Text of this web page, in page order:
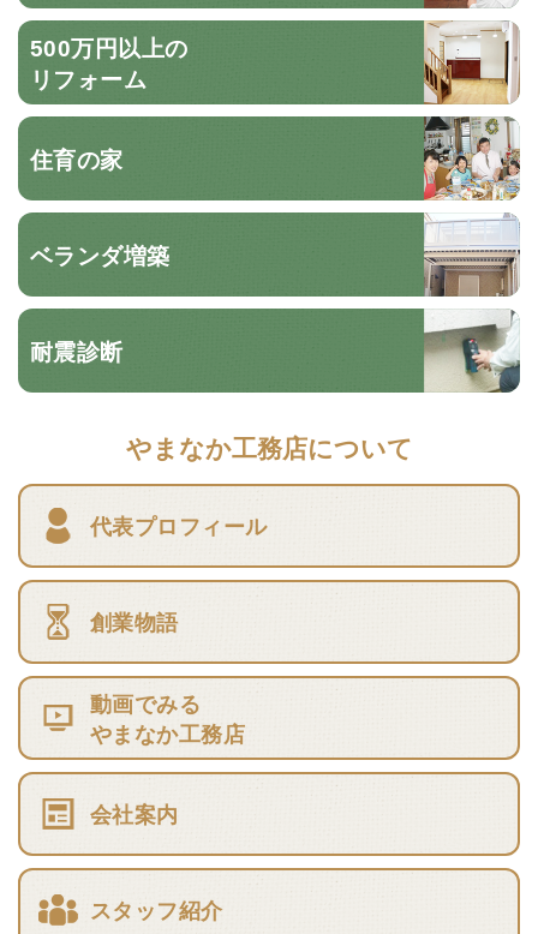
500万円以上の
リフォーム
住育の家
ベランダ増築
耐震診断
やまなか工務店について
代表プロフィール
創業物語
動画でみる
やまなか工務店
会社案内
スタッフ紹介